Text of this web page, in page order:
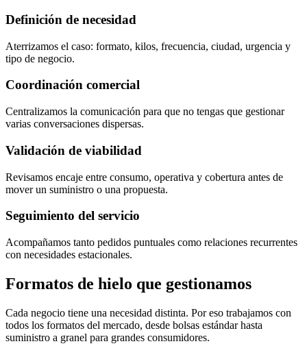
Definición de necesidad
Aterrizamos el caso: formato, kilos, frecuencia, ciudad, urgencia y
tipo de negocio.
Coordinación comercial
Centralizamos la comunicación para que no tengas que gestionar
varias conversaciones dispersas.
Validación de viabilidad
Revisamos encaje entre consumo, operativa y cobertura antes de
mover un suministro o una propuesta.
Seguimiento del servicio
Acompañamos tanto pedidos puntuales como relaciones recurrentes
con necesidades estacionales.
Formatos de hielo que gestionamos
Cada negocio tiene una necesidad distinta. Por eso trabajamos con
todos los formatos del mercado, desde bolsas estándar hasta
suministro a granel para grandes consumidores.